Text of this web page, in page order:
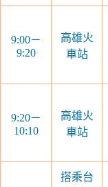
9:00－
9:20
高雄火
車站
9:20－
10:10
高雄火
車站
搭乘台